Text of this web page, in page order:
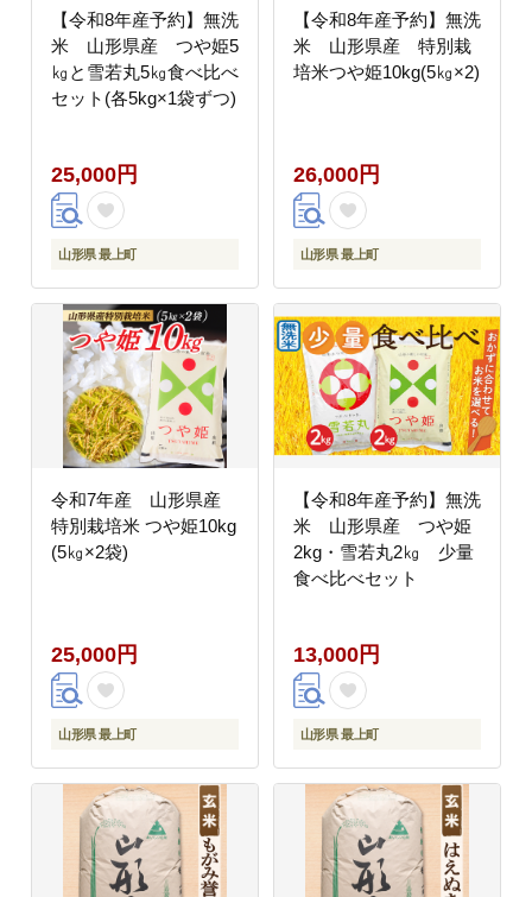
【令和8年産予約】無洗
米 山形県産 つや姫5
㎏と雪若丸5㎏食べ比べ
セット(各5kg×1袋ずつ)
25,000円
山形県 最上町
【令和8年産予約】無洗
米 山形県産 特別栽
培米つや姫10kg(5㎏×2)
26,000円
山形県 最上町
令和7年産 山形県産
特別栽培米 つや姫10kg
(5㎏×2袋)
25,000円
山形県 最上町
【令和8年産予約】無洗
米 山形県産 つや姫
2kg・雪若丸2㎏ 少量
食べ比べセット
13,000円
山形県 最上町